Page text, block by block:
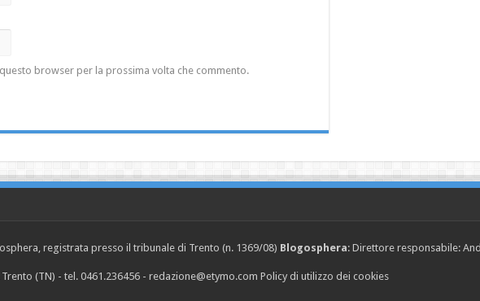
browser per la prossima volta che commento.
registrata presso il tribunale di Trento (n. 1369/08) Blogosphera: Direttore responsabile:
(TN) - tel. 0461.236456 - redazione@etymo.com Policy di utilizzo dei cookies